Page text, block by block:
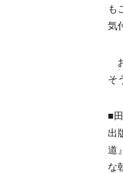
も
気
そ
■
出
道
な